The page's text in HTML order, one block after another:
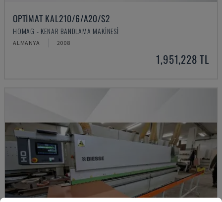
OPTIMAT KAL210/6/A20/S2
HOMAG - KENAR BANDLAMA MAKINESI
ALMANYA 2008
1,951,228 TL